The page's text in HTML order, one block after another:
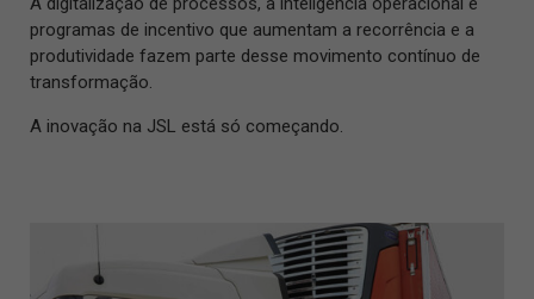
programas de incentivo que aumentam a recorrência e a
produtividade fazem parte desse movimento contínuo de
transformação.
A inovação na JSL está só começando.